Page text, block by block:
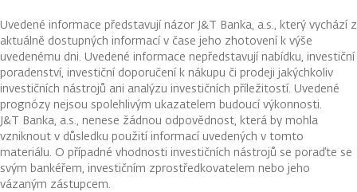
Uvedené informace představují názor J&T Banka, a.s., který vychází z
aktuálně dostupných informací v čase jeho zhotovení k výše
uvedenému dni. Uvedené informace nepředstavují nabídku, investiční
poradenství, investiční doporučení k nákupu či prodeji jakýchkoliv
investičních nástrojů ani analýzu investičních příležitostí. Uvedené
prognózy nejsou spolehlivým ukazatelem budoucí výkonnosti.
J&T Banka, a.s., nenese žádnou odpovědnost, která by mohla
vzniknout v důsledku použití informací uvedených v tomto
materiálu. O případné vhodnosti investičních nástrojů se poraďte se
svým bankéřem, investičním zprostředkovatelem nebo jeho
vázaným zástupcem.